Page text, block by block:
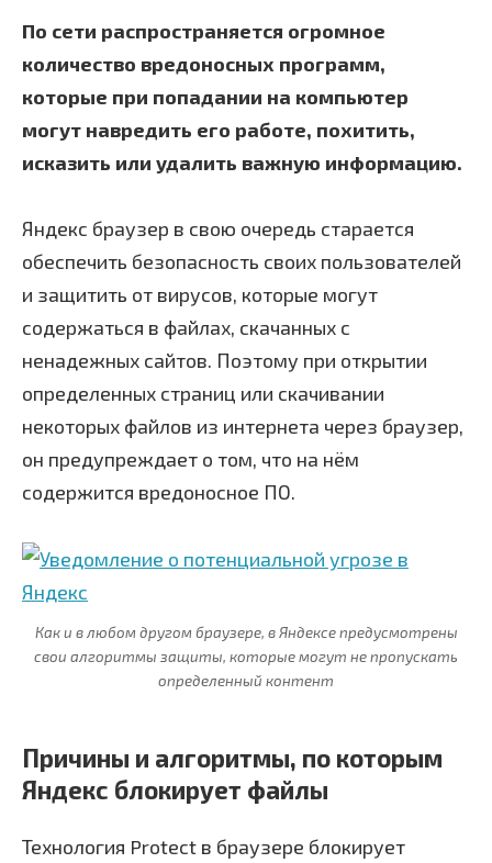
По сети распространяется огромное
количество вредоносных программ,
которые при попадании на компьютер
могут навредить его работе, похитить,
исказить или удалить важную информацию.
Яндекс браузер в свою очередь старается
обеспечить безопасность своих пользователей
и защитить от вирусов, которые могут
содержаться в файлах, скачанных с
ненадежных сайтов. Поэтому при открытии
определенных страниц или скачивании
некоторых файлов из интернета через браузер,
он предупреждает о том, что на нём
содержится вредоносное ПО.
Как и в любом другом браузере, в Яндексе предусмотрены
свои алгоритмы защиты, которые могут не пропускать
определенный контент
Причины и алгоритмы, по которым
Яндекс блокирует файлы
Технология Protect в браузере блокирует